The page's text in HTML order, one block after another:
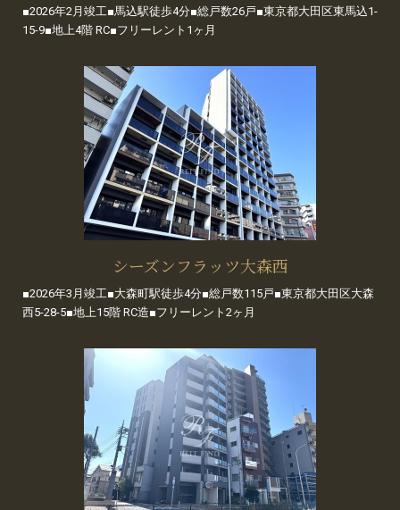
■2026年2月竣工■馬込駅徒歩4分■総戸数26戸■東京都大田区東馬込1-
15-9■地上4階 RC■フリーレント1ヶ月
シーズンフラッツ大森西
■2026年3月竣工■大森町駅徒歩4分■総戸数115戸■東京都大田区大森
西5-28-5■地上15階 RC造■フリーレント2ヶ月